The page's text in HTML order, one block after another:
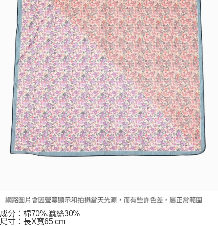
成分：棉70%,蠶絲30%
尺寸：長X寬65 cm